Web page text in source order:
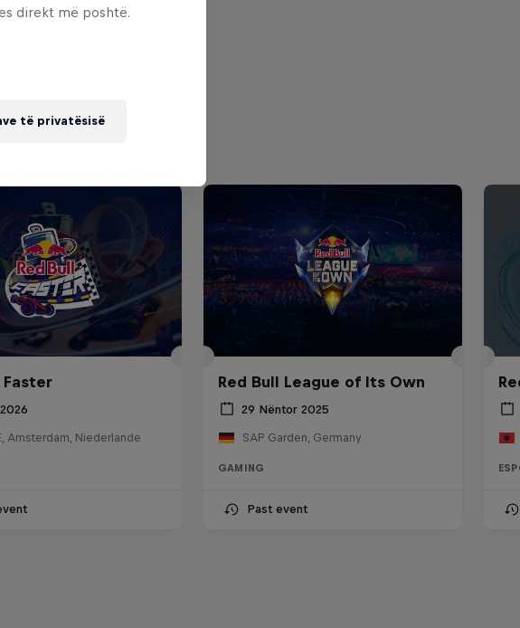
Faster
Amsterdam, Niederlande
Red Bull League of Its Own
29 Nëntor 2025
SAP Garden, Germany
GAMING
Past event
direkt më poshtë.
të privatësisë